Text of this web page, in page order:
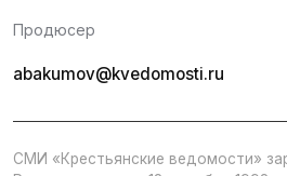
Продюсер
abakumov@kvedomosti.ru
СМИ «Крестьянские ведомости»